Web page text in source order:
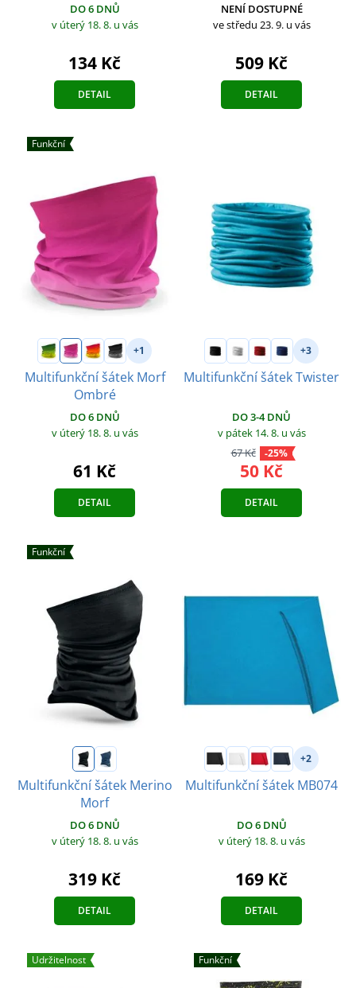
DO 6 DNŮ
v úterý 18. 8. u vás
134 Kč
DETAIL
NENÍ DOSTUPNÉ
ve středu 23. 9. u vás
509 Kč
DETAIL
Funkční
+1
Multifunkční šátek Morf
Ombré
DO 6 DNŮ
v úterý 18. 8. u vás
61 Kč
DETAIL
+3
Multifunkční šátek Twister
DO 3-4 DNŮ
v pátek 14. 8. u vás
67 Kč
-25%
50 Kč
DETAIL
Funkční
Multifunkční šátek Merino
Morf
DO 6 DNŮ
v úterý 18. 8. u vás
319 Kč
DETAIL
+2
Multifunkční šátek MB074
DO 6 DNŮ
v úterý 18. 8. u vás
169 Kč
DETAIL
Udržitelnost Funkční